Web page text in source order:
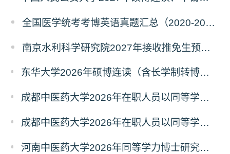
全国医学统考考博英语真题汇总（2020-2026年）
南京水利科学研究院2027年接收推免生预报名公告
东华大学2026年硕博连读（含长学制转博）博士研究生拟录取名单公示
成都中医药大学2026年在职人员以同等学力申请中西医结合博士学术学位招生章程
成都中医药大学2026年在职人员以同等学力申请中医博士专业学位招生章程
河南中医药大学2026年同等学力博士研究生招生拟进入复试人员名单公示